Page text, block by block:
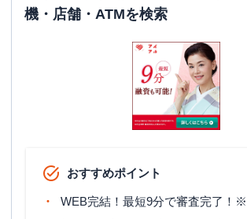
機・店舗・ATMを検索
おすすめポイント
WEB完結！最短9分で審査完了！※